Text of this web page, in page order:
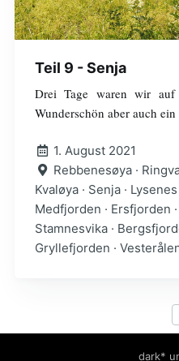
Teil 9 - Senja
Drei Tage waren wir auf
Wunderschön aber auch
1. August 2021
Rebbenesøya ·
Kvaløya · Senja ·
Medfjorden · Ersfjorden
Stamnesvika ·
Gryllefjorden ·
dark*